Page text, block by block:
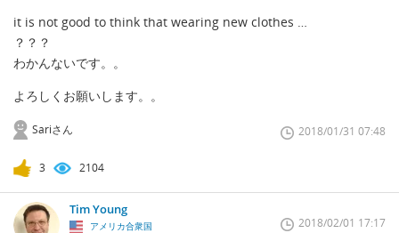
it is not good to think that wearing new clothes …
？？？
わかんないです。。
よろしくお願いします。。
Sariさん 2018/01/31 07:48
3 2104
Tim Young
アメリカ合衆国 2018/02/01 17:17